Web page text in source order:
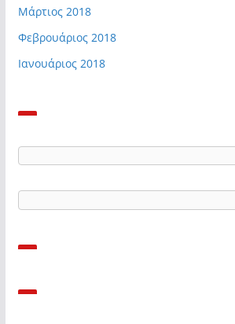
Μάρτιος 2018
Φεβρουάριος 2018
Ιανουάριος 2018